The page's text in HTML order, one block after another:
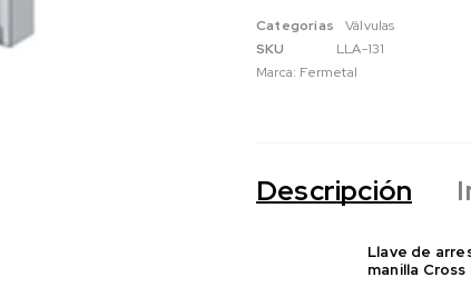
Categorias
Válvulas
SKU
LLA-131
Marca: Fermetal
Descripción
Llave de
manilla Cross